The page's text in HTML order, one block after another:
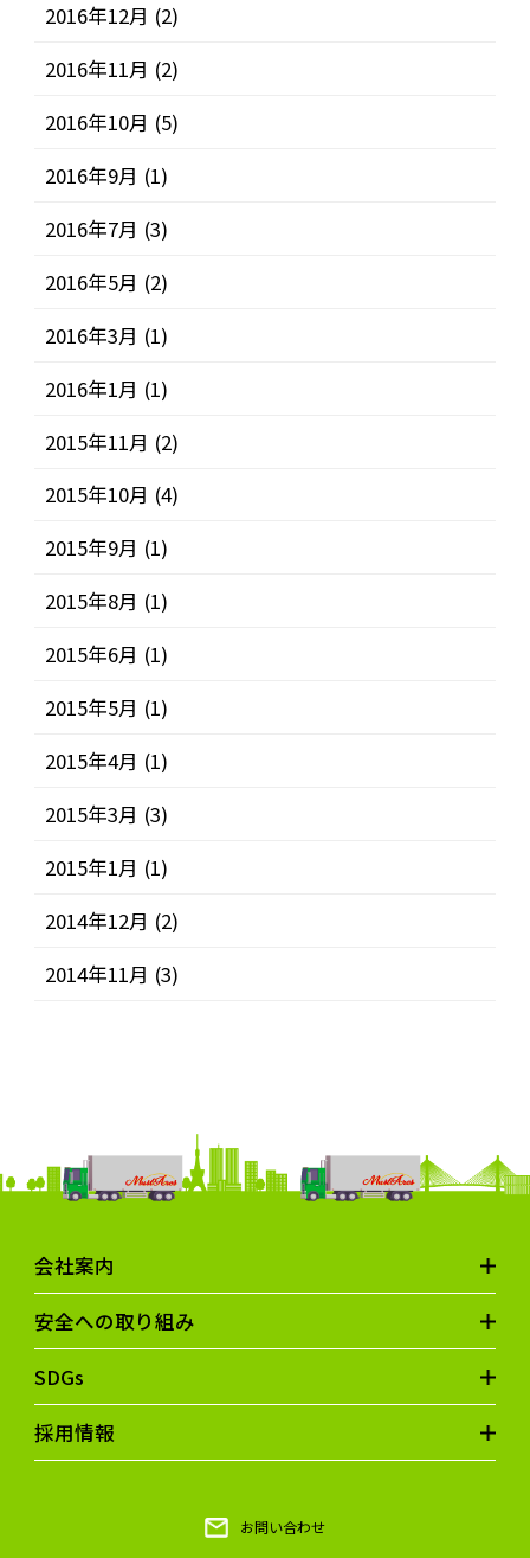
2016年12月 (2)
2016年11月 (2)
2016年10月 (5)
2016年9月 (1)
2016年7月 (3)
2016年5月 (2)
2016年3月 (1)
2016年1月 (1)
2015年11月 (2)
2015年10月 (4)
2015年9月 (1)
2015年8月 (1)
2015年6月 (1)
2015年5月 (1)
2015年4月 (1)
2015年3月 (3)
2015年1月 (1)
2014年12月 (2)
2014年11月 (3)
会社案内
安全への取り組み
SDGs
採用情報
お問い合わせ